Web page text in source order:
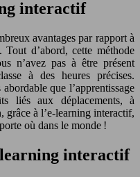
interactif
avantages par rapport à
Tout d’abord, cette méthode
n’avez pas à être présent
à des heures précises.
que l’apprentissage
liés aux déplacements, à
grâce à l’e-learning interactif,
où dans le monde !
interactif